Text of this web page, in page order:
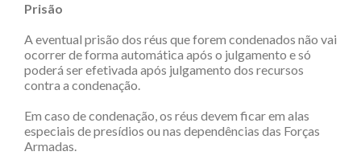
Prisão
A eventual prisão dos réus que forem condenados não vai
ocorrer de forma automática após o julgamento e só
poderá ser efetivada após julgamento dos recursos
contra a condenação.
Em caso de condenação, os réus devem ficar em alas
especiais de presídios ou nas dependências das Forças
Armadas.